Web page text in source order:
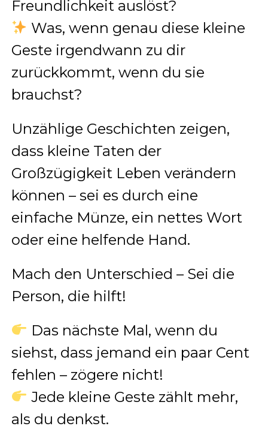
Freundlichkeit auslöst?
Was, wenn genau diese kleine
Geste irgendwann zu dir
zurückkommt, wenn du sie
brauchst?
Unzählige Geschichten zeigen,
dass kleine Taten der
Großzügigkeit Leben verändern
können – sei es durch eine
einfache Münze, ein nettes Wort
oder eine helfende Hand.
Mach den Unterschied – Sei die
Person, die hilft!
Das nächste Mal, wenn du
siehst, dass jemand ein paar Cent
fehlen – zögere nicht!
Jede kleine Geste zählt mehr,
als du denkst.